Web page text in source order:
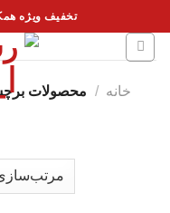
به
محتوا
تخفیف ویژه
خانه / محصولات